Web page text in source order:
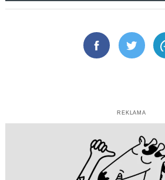
FacebookTwitter
REKLAMA